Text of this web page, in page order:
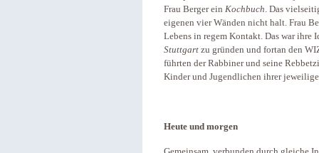
Frau Berger ein Kochbuch. Das
eigenen vier Wänden nicht halt. Frau
Lebens in regem Kontakt. Das war ihre
Stuttgart zu gründen und fortan den
führten der Rabbiner und seine
Kinder und Jugendlichen ihrer
Heute und morgen